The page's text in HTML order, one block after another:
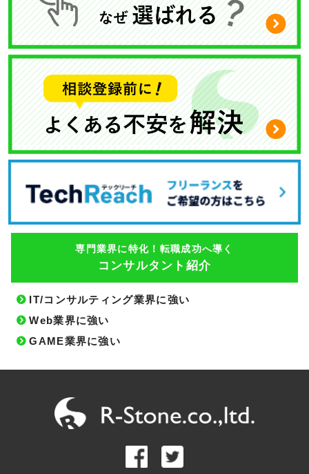
専門業界に特化！転職成功へ導く
コンサルタント紹介
IT/コンサルティング業界に強い
Web業界に強い
GAME業界に強い